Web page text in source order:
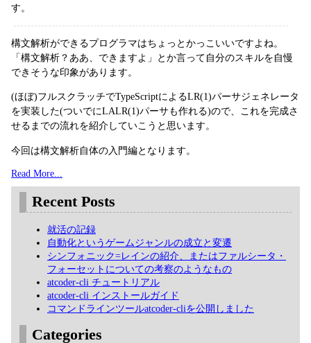
す。
構文解析ができるプログラマはちょっとかっこいいですよね。
「構文解析？ああ、できますよ」とか言って自分のスキルを自慢
できそうな印象があります。
(ほぼ)フルスクラッチでTypeScriptによるLR(1)パーサジェネレータ
を実装した(ついでにLALR(1)パーサも作れる)ので、これを完成さ
せるまでの流れを紹介していこうと思います。
今回は構文解析自体の入門編となります。
Read More...
Recent Posts
就活の記録
自動化というゲームジャンルの成立と変遷
シンフォニック=レインの紹介、またはファルシータ・
フォーセットについての考察のようなもの
atcoder-cli チュートリアル
atcoder-cli インストールガイド
コマンドラインツールatcoder-cliを公開しました
Categories